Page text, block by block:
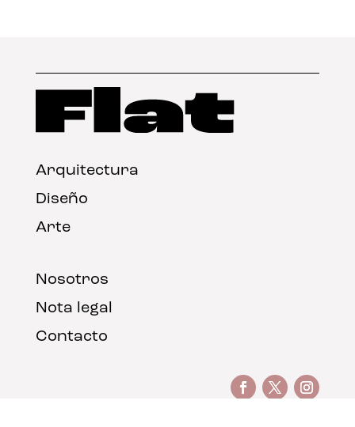
Arquitectura
Diseño
Arte
Nosotros
Nota legal
Contacto